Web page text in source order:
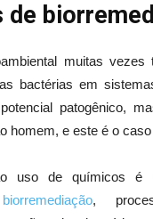
de
muitas vezes
bactérias em
patogênico,
homem, e este é o
uso de químicos é
biorremediação,